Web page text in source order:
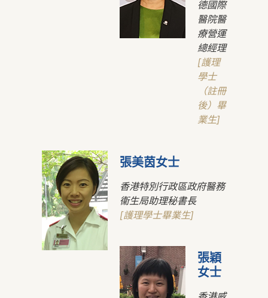
德國際
醫院醫
療營運
總經理
[護理
學士
（註冊
後）畢
業生]
張美茵女士
香港特別行政區政府醫務
衞生局助理秘書長
[護理學士畢業生]
張穎
女士